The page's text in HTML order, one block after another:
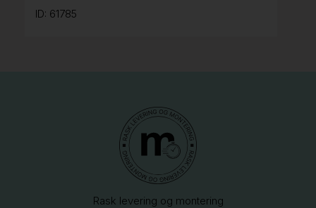
ID: 61785
Rask levering og montering